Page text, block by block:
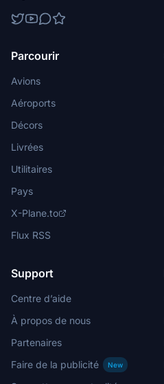
Parcourir
Avions
Aéroports
Décors
Livrées
Utilitaires
Pays
X-Plane.to
Flux RSS
Support
Centre d’aide
À propos de nous
Partenaires
Faire de la publicité
New